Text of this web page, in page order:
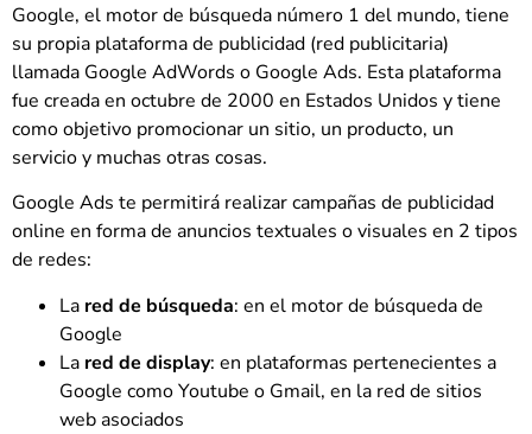
Google, el motor de búsqueda número 1 del mundo, tiene
su propia plataforma de publicidad (red publicitaria)
llamada Google AdWords o Google Ads. Esta plataforma
fue creada en octubre de 2000 en Estados Unidos y tiene
como objetivo promocionar un sitio, un producto, un
servicio y muchas otras cosas.
Google Ads te permitirá realizar campañas de publicidad
online en forma de anuncios textuales o visuales en 2 tipos
de redes:
La red de búsqueda: en el motor de búsqueda de
Google
La red de display: en plataformas pertenecientes a
Google como Youtube o Gmail, en la red de sitios
web asociados